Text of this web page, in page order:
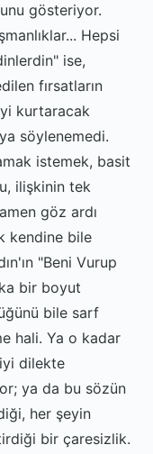
gösteriyor.
Hepsi
ise,
fırsatların
kurtaracak
söylenemedi.
istemek, basit
ilişkinin tek
göz ardı
kendine bile
"Beni Vurup
bir boyut
bile sarf
hali. Ya o kadar
dilekte
ya da bu sözün
her şeyin
bir çaresizlik.